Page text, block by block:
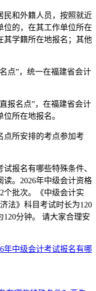
民和外籍人员，按照就近
位的，在其工作单位所在
其学籍所在地报名；其他
点”，统一在福建省会计
报名点”，在福建省会计
所在地报名。
点所安排的考点参加考
报名有哪些特殊条件、
。2026年中级会计资格
个批次。《中级会计实
法》科目考试时长为120
分钟。 请大家合理安
年中级会计考试报名有哪